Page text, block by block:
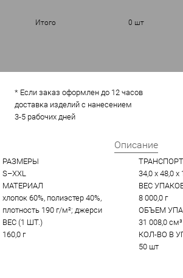
Итого 0 шт
* Если заказ оформлен до 12 часов
доставка изделий с нанесением
3-5 рабочих дней
Описание
РАЗМЕРЫ
S–XXL
МАТЕРИАЛ
хлопок 60%, полиэстер 40%,
плотность 190 г/м²; джерси
ВЕС (1 ШТ.)
160,0 г
34,0 x 48,0 x
ВЕС
8 000,0 г
ОБЪЕМ
31 008,0 см³
КОЛ-ВО В
50 шт